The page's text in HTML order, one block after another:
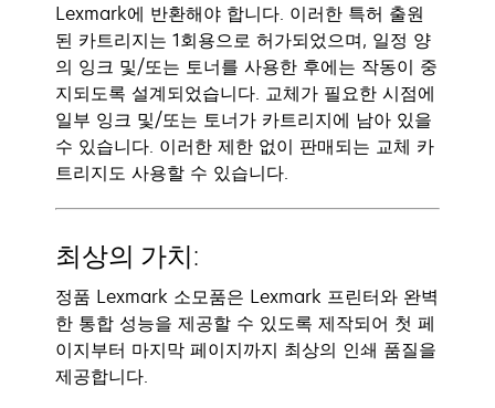
Lexmark에 반환해야 합니다. 이러한 특허 출원
된 카트리지는 1회용으로 허가되었으며, 일정 양
의 잉크 및/또는 토너를 사용한 후에는 작동이 중
지되도록 설계되었습니다. 교체가 필요한 시점에
일부 잉크 및/또는 토너가 카트리지에 남아 있을
수 있습니다. 이러한 제한 없이 판매되는 교체 카
트리지도 사용할 수 있습니다.
최상의 가치:
정품 Lexmark 소모품은 Lexmark 프린터와 완벽
한 통합 성능을 제공할 수 있도록 제작되어 첫 페
이지부터 마지막 페이지까지 최상의 인쇄 품질을
제공합니다.